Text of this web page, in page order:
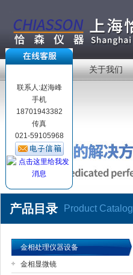
关于我们
产品目录 Product Catalog
金相处理仪器设备
金相显微镜
联系人:赵海峰
手机
18701943382
传真
021-59105968